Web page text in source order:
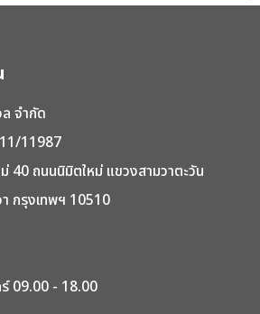
จำกัด
11987
40 ถนนนิมิตใหม่ แขวงสามวาตะวัน
กรุงเทพฯ 10510
09.00 - 18.00